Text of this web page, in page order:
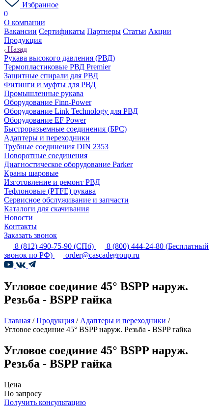
Избранное
0
О компании
Вакансии Сертификаты Партнеры Статьи Акции
Продукция
Назад
Рукава высокого давления (РВД)
Термопластиковые РВД Premier
Защитные спирали для РВД
Фитинги и муфты для РВД
Промышленные рукава
Оборудование Finn-Power
Оборудование Link Technology для РВД
Оборудование EF Power
Быстроразъемные соединения (БРС)
Адаптеры и переходники
Трубные соединения DIN 2353
Поворотные соединения
Диагностическое оборудование Parker
Краны шаровые
Изготовление и ремонт РВД
Тефлоновые (PTFE) рукава
Сервисное обслуживание и запчасти
Каталоги для скачивания
Новости
Контакты
Заказать звонок
8 (812) 490-75-90 (СПб) 8 (800) 444-24-80 (Бесплатный
звонок по РФ)
order@cascadegroup.ru
Угловое соединие 45° BSPP наруж.
Резьба - BSPP гайка
Главная /Продукция / Адаптеры и переходники /
Угловое соединие 45° BSPP наруж. Резьба - BSPP гайка
Угловое соединие 45° BSPP наруж.
Резьба - BSPP гайка
Цена
По запросу
Получить консультацию